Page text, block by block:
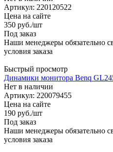
Артикул: 220120522
Цена на сайте
350 руб./шт
Под заказ
Наши менеджеры обязательно
условия заказа
Быстрый просмотр
Динамики монитора Benq
Нет в наличии
Артикул: 220079455
Цена на сайте
190 руб./шт
Под заказ
Наши менеджеры обязательно
условия заказа